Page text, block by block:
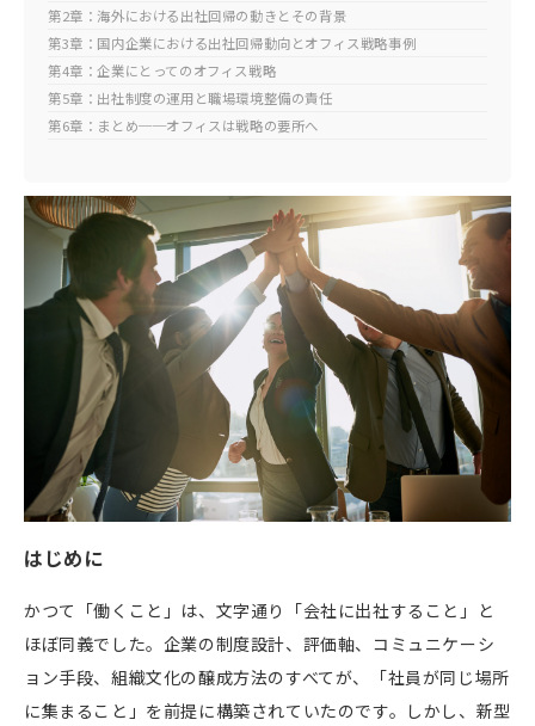
第2章：海外における出社回帰の動きとその背景
第3章：国内企業における出社回帰動向とオフィス戦略事例
第4章：企業にとってのオフィス戦略
第5章：出社制度の運用と職場環境整備の責任
第6章：まとめ──オフィスは戦略の要所へ
はじめに
かつて「働くこと」は、文字通り「会社に出社すること」と
ほぼ同義でした。企業の制度設計、評価軸、コミュニケーシ
ョン手段、組織文化の醸成方法のすべてが、「社員が同じ場所
に集まること」を前提に構築されていたのです。しかし、新型